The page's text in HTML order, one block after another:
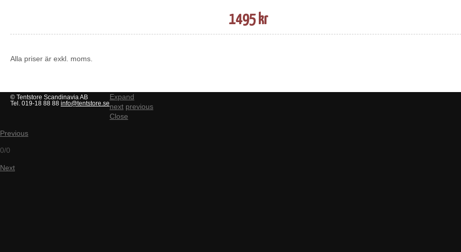
1495 kr
Alla priser är exkl. moms.
© Tentstore Scandinavia AB
Tel. 019-18 88 88 info@tentstore.se
Expand
next previous
Close
Previous
0/0
Next